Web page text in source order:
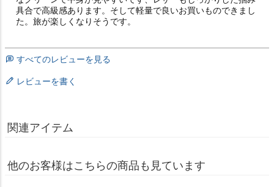
具合で高級感あります。そして軽量で良いお買いものできまし
た。旅が楽しくなりそうです。
すべてのレビューを見る
レビューを書く
関連アイテム
他のお客様はこちらの商品も見ています